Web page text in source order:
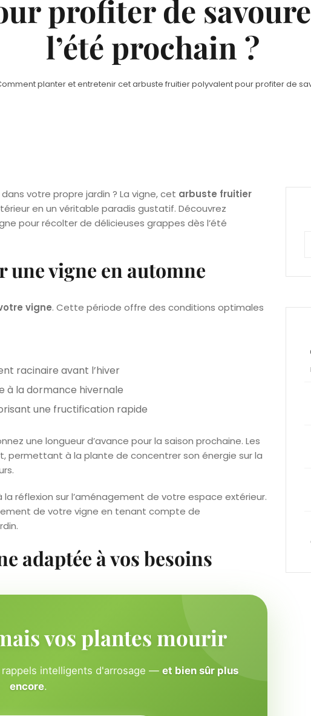
profiter de
l’été prochain ?
planter et entretenir cet arbuste fruitier polyvalent pour profiter de
votre propre jardin ? La vigne, cet arbuste fruitier
en un véritable paradis gustatif. Découvrez
pour récolter de délicieuses grappes dès l’été
une vigne en automne
vigne. Cette période offre des conditions optimales
racinaire avant l’hiver
à la dormance hivernale
une fructification rapide
une longueur d’avance pour la saison prochaine. Les
permettant à la plante de concentrer son énergie sur la
réflexion sur l’aménagement de votre espace extérieur.
de votre vigne en tenant compte de
adaptée à vos besoins
vos plantes mourir
intelligents d'arrosage — et bien sûr plus
encore.